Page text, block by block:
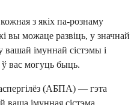
з якіх па-рознаму
вы можаце развіць, у значнай
вашай імуннай сістэмы і
ў вас могуць быць.
(АБПА) — гэта
імунная сістэма